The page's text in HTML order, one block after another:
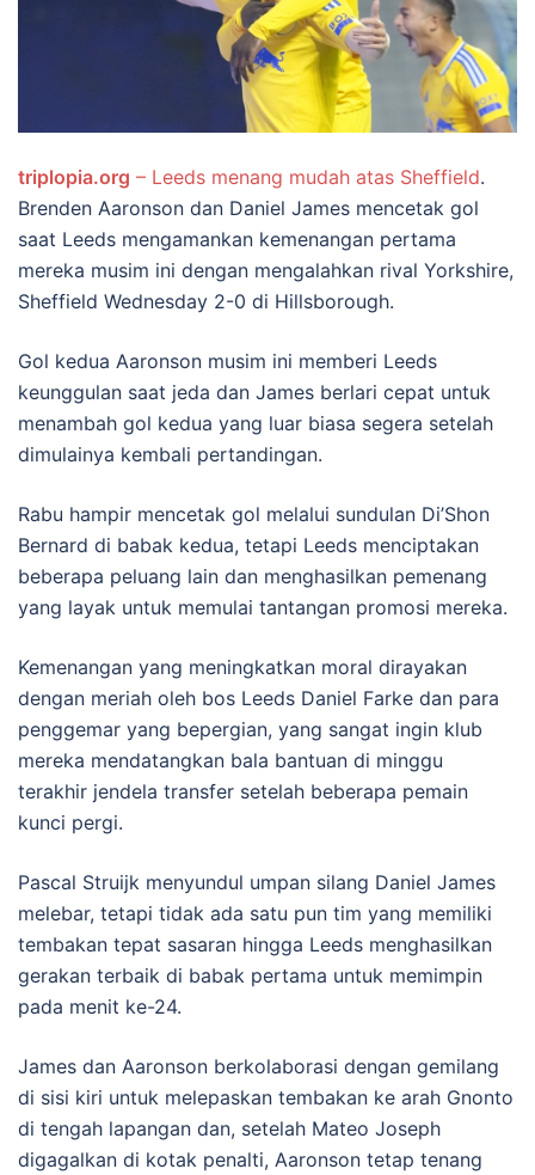
triplopia.org – Leeds menang mudah atas Sheffield.
Brenden Aaronson dan Daniel James mencetak gol
saat Leeds mengamankan kemenangan pertama
mereka musim ini dengan mengalahkan rival Yorkshire,
Sheffield Wednesday 2-0 di Hillsborough.
Gol kedua Aaronson musim ini memberi Leeds
keunggulan saat jeda dan James berlari cepat untuk
menambah gol kedua yang luar biasa segera setelah
dimulainya kembali pertandingan.
Rabu hampir mencetak gol melalui sundulan Di’Shon
Bernard di babak kedua, tetapi Leeds menciptakan
beberapa peluang lain dan menghasilkan pemenang
yang layak untuk memulai tantangan promosi mereka.
Kemenangan yang meningkatkan moral dirayakan
dengan meriah oleh bos Leeds Daniel Farke dan para
penggemar yang bepergian, yang sangat ingin klub
mereka mendatangkan bala bantuan di minggu
terakhir jendela transfer setelah beberapa pemain
kunci pergi.
Pascal Struijk menyundul umpan silang Daniel James
melebar, tetapi tidak ada satu pun tim yang memiliki
tembakan tepat sasaran hingga Leeds menghasilkan
gerakan terbaik di babak pertama untuk memimpin
pada menit ke-24.
James dan Aaronson berkolaborasi dengan gemilang
di sisi kiri untuk melepaskan tembakan ke arah Gnonto
di tengah lapangan dan, setelah Mateo Joseph
digagalkan di kotak penalti, Aaronson tetap tenang